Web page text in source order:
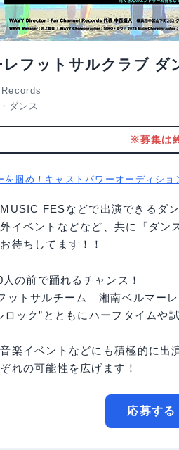
フットサルクラブ ダ
ダンス
※募集は
を掴め！キャストパワーオーディショ
FESなどで出演できるダ
イベントなどなど、共に「ダン
待ちしてます！！
の前で踊れるチャンス！
ットサルチーム 湘南ベルマー
ロック”とともにハーフタイムや
楽イベントなどにも積極的に出
れの可能性を広げます！
応募する